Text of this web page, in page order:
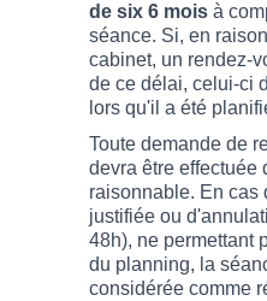
de six 6 mois à
séance. Si, en
cabinet, un rendez-
de ce délai, celui-ci
lors qu'il a été
Toute demande de
devra être effectuée
raisonnable. En cas
justifiée ou
48h), ne permettant
du planning, la
considérée comme